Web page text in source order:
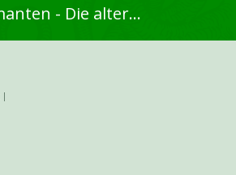
Nähkromanten - Die alternative Näh- und DIY-Community
|